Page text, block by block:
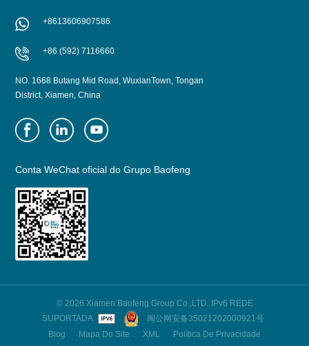
+8613606907586
+86 (592) 7116660
NO. 1668 Butang Mid Road, WuxianTown, Tongan
District, Xiamen, China
Conta WeChat oficial do Grupo Baofeng
© 2026 Xiamen Baofeng Group Co.,LTD. IPv6 REDE
SUPORTADA
闽公网安备35021202000921号
Blog
Mapa Do Site XML Política De Privacidade